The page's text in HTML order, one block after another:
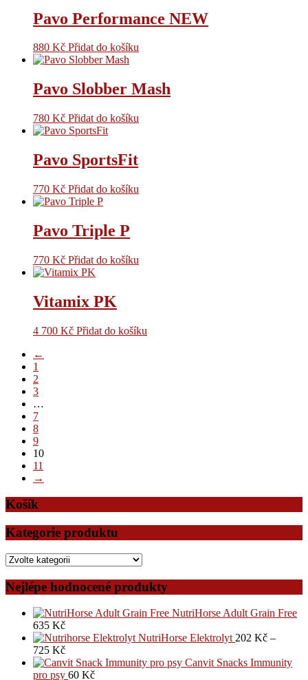
Pavo Performance NEW
880 Kč Přidat do košíku
Pavo Slobber Mash
780 Kč Přidat do košíku
Pavo SportsFit
770 Kč Přidat do košíku
Pavo Triple P
770 Kč Přidat do košíku
Vitamix PK
4 700 Kč Přidat do košíku
←
1
2
3
…
7
8
9
10
11
→
Košík
Kategorie produktu
Nejlépe hodnocené produkty
NutriHorse Adult Grain Free
635 Kč
NutriHorse Elektrolyt 202 Kč –
725 Kč
Canvit Snacks Immunity
pro psy 60 Kč